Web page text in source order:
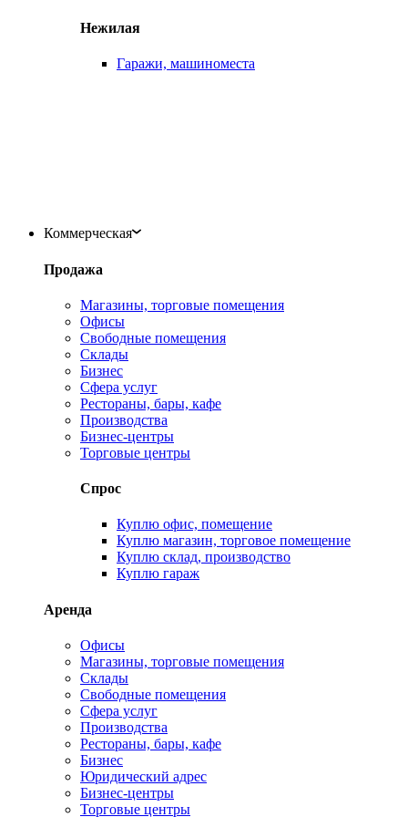
Нежилая
Гаражи, машиноместа
Коммерческая
Продажа
Магазины, торговые помещения
Офисы
Свободные помещения
Склады
Бизнес
Сфера услуг
Рестораны, бары, кафе
Производства
Бизнес-центры
Торговые центры
Спрос
Куплю офис, помещение
Куплю магазин, торговое помещение
Куплю склад, производство
Куплю гараж
Аренда
Офисы
Магазины, торговые помещения
Склады
Свободные помещения
Сфера услуг
Производства
Рестораны, бары, кафе
Бизнес
Юридический адрес
Бизнес-центры
Торговые центры